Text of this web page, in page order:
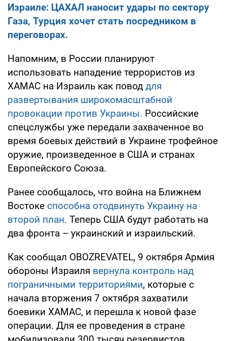
Израиле: ЦАХАЛ наносит удары по сектору
Газа, Турция хочет стать посредником в
переговорах.
Напомним, в России планируют
использовать нападение террористов из
ХАМАС на Израиль как повод для
развертывания широкомасштабной
провокации против Украины. Российские
спецслужбы уже передали захваченное во
время боевых действий в Украине трофейное
оружие, произведенное в США и странах
Европейского Союза.
Ранее сообщалось, что война на Ближнем
Востоке способна отодвинуть Украину на
второй план. Теперь США будут работать на
два фронта – украинский и израильский.
Как сообщал OBOZREVATEL, 9 октября Армия
обороны Израиля вернула контроль над
пограничными территориями, которые с
начала вторжения 7 октября захватили
боевики ХАМАС, и перешла к новой фазе
операции. Для ее проведения в стране